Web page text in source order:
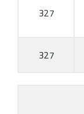
327
327